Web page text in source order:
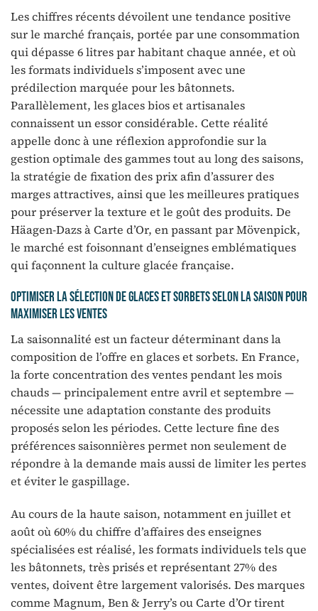
Les chiffres récents dévoilent une tendance positive
sur le marché français, portée par une consommation
qui dépasse 6 litres par habitant chaque année, et où
les formats individuels s’imposent avec une
prédilection marquée pour les bâtonnets.
Parallèlement, les glaces bios et artisanales
connaissent un essor considérable. Cette réalité
appelle donc à une réflexion approfondie sur la
gestion optimale des gammes tout au long des saisons,
la stratégie de fixation des prix afin d’assurer des
marges attractives, ainsi que les meilleures pratiques
pour préserver la texture et le goût des produits. De
Häagen-Dazs à Carte d’Or, en passant par Mövenpick,
le marché est foisonnant d’enseignes emblématiques
qui façonnent la culture glacée française.
Optimiser la sélection de glaces et sorbets selon la saison pour
maximiser les ventes
La saisonnalité est un facteur déterminant dans la
composition de l’offre en glaces et sorbets. En France,
la forte concentration des ventes pendant les mois
chauds — principalement entre avril et septembre —
nécessite une adaptation constante des produits
proposés selon les périodes. Cette lecture fine des
préférences saisonnières permet non seulement de
répondre à la demande mais aussi de limiter les pertes
et éviter le gaspillage.
Au cours de la haute saison, notamment en juillet et
août où 60% du chiffre d’affaires des enseignes
spécialisées est réalisé, les formats individuels tels que
les bâtonnets, très prisés et représentant 27% des
ventes, doivent être largement valorisés. Des marques
comme Magnum, Ben & Jerry’s ou Carte d’Or tirent